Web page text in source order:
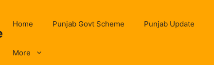
Home Punjab Govt Scheme Punjab Update
More